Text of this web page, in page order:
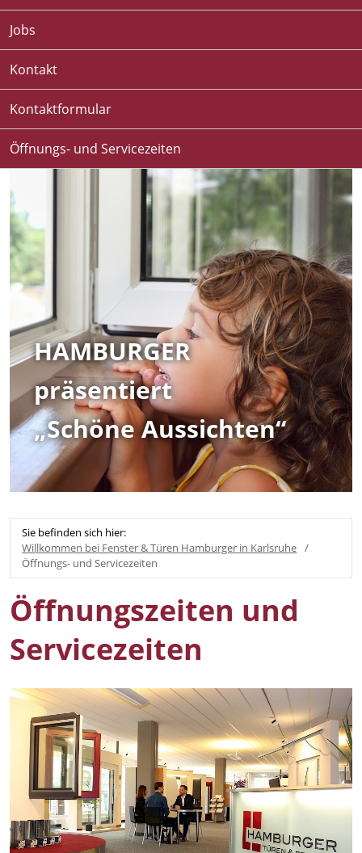
Jobs
Kontakt
Kontaktformular
Öffnungs- und Servicezeiten
HAMBURGER
präsentiert
„Schöne Aussichten“
Sie befinden sich hier:
Willkommen bei Fenster & Türen Hamburger in Karlsruhe
Öffnungs- und Servicezeiten
Öffnungszeiten und
Servicezeiten